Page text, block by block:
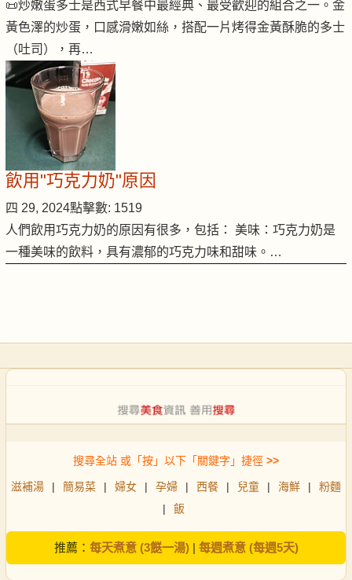
📜炒嫩蛋多士是西式早餐中最經典、最受歡迎的組合之一。金
黃色澤的炒蛋，口感滑嫩如絲，搭配一片烤得金黃酥脆的多士
（吐司），再…
飲用"巧克力奶"原因
四 29, 2024點擊數: 1519
人們飲用巧克力奶的原因有很多，包括： 美味：巧克力奶是
一種美味的飲料，具有濃郁的巧克力味和甜味。…
搜尋全站 或「按」以下「關鍵字」捷徑 >>
滋補湯 | 簡易菜 | 婦女 | 孕婦 | 西餐 | 兒童 | 海鮮 |
粉麵
|
飯
推薦： 每天煮意 (3餸一湯)| 每週煮意 (每週5天)